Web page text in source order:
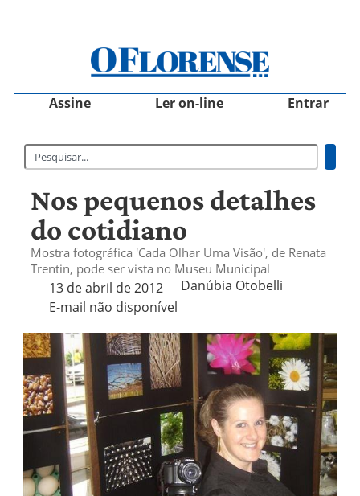
Assine Ler on-line Entrar
Nos pequenos detalhes
do cotidiano
Mostra fotográfica 'Cada Olhar Uma Visão', de Renata
Trentin, pode ser vista no Museu Municipal
13 de abril de 2012
Danúbia Otobelli 
E-mail não disponível